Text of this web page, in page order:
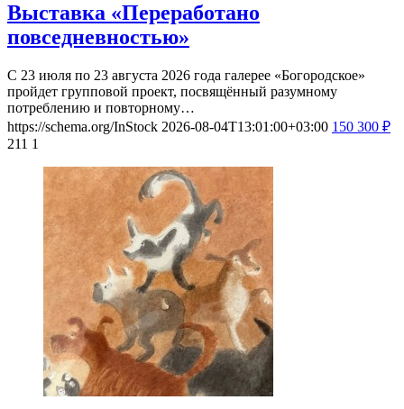
Выставка «Переработано
повседневностью»
С 23 июля по 23 августа 2026 года галерее «Богородское»
пройдет групповой проект, посвящённый разумному
потреблению и повторному…
https://schema.org/InStock 2026-08-04T13:01:00+03:00 150 300 ₽
211 1